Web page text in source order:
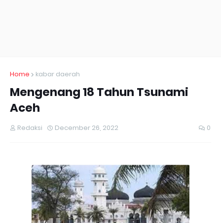
Home kabar daerah
Mengenang 18 Tahun Tsunami
Aceh
Redaksi December 26, 2022 0